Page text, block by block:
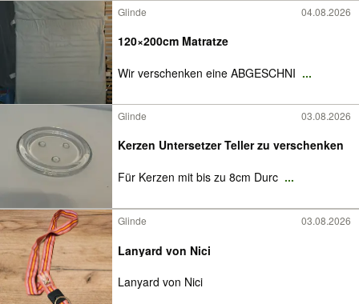
Glinde 04.08.2026
120×200cm Matratze
Wir verschenken eine ABGESCHNI ...
Glinde 03.08.2026
Kerzen Untersetzer Teller zu verschenken
Für Kerzen mit bis zu 8cm Durc ...
Glinde 03.08.2026
Lanyard von Nici
Lanyard von Nici